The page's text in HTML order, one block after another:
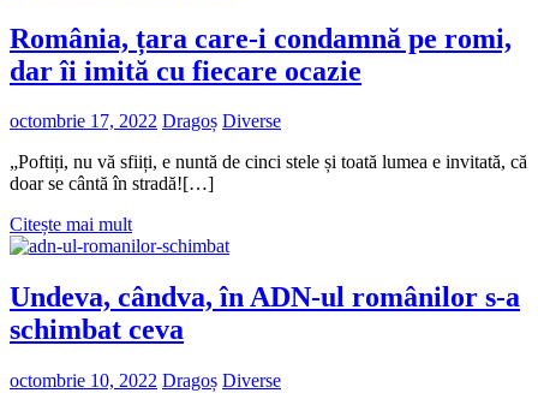
România, țara care-i condamnă pe romi,
dar îi imită cu fiecare ocazie
octombrie 17, 2022 Dragoș Diverse
„Poftiți, nu vă sfiiți, e nuntă de cinci stele și toată lumea e invitată, că
doar se cântă în stradă![…]
Citește mai mult
Undeva, cândva, în ADN-ul românilor s-a
schimbat ceva
octombrie 10, 2022 Dragoș Diverse